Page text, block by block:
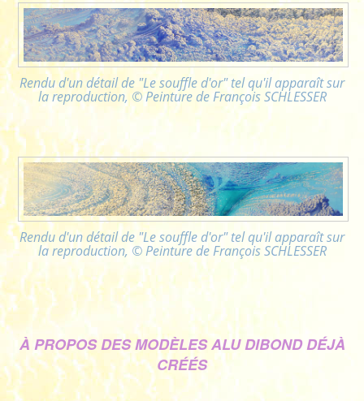
Rendu d'un détail de "Le souffle d'or" tel qu'il apparaît sur
la reproduction, © Peinture de François SCHLESSER
Rendu d'un détail de "Le souffle d'or" tel qu'il apparaît sur
la reproduction, © Peinture de François SCHLESSER
À PROPOS DES MODÈLES ALU DIBOND DÉJÀ
CRÉÉS